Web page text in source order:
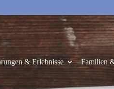
& Erlebnisse Familien